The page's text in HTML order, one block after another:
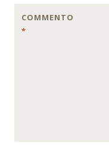
COMMENTO
*